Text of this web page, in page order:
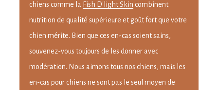
chiens comme la Fish D'light Skin combinent
nutrition de qualité supérieure et goût fort que votre
chien mérite. Bien que ces en-cas soient sains,
souvenez-vous toujours de les donner avec
modération. Nous aimons tous nos chiens, mais les
en-cas pour chiens ne sont pas le seul moyen de